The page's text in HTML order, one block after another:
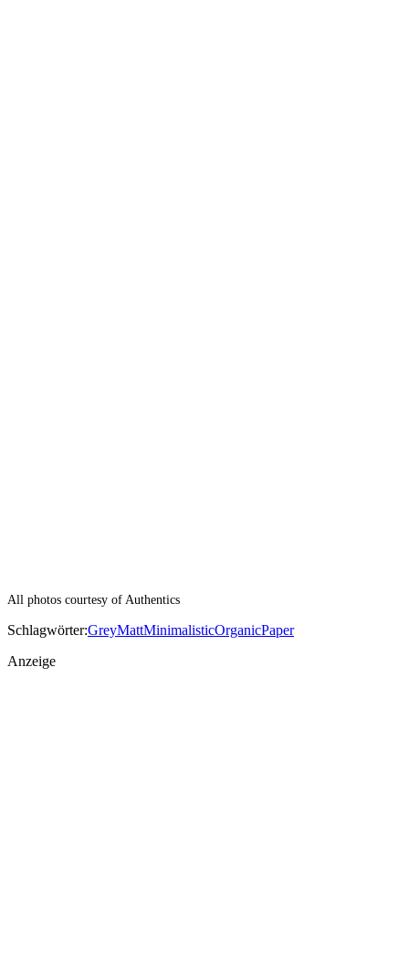
All photos courtesy of Authentics
Schlagwörter:GreyMattMinimalisticOrganicPaper
Anzeige